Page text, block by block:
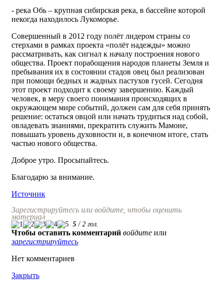
- река Обь – крупная сибирская река, в бассейне которой
некогда находилось Лукоморье.
Совершенный в 2012 году полёт лидером страны со
стерхами в рамках проекта «полёт надежды» можно
рассматривать, как сигнал к началу построения нового
общества. Проект порабощения народов планеты Земля и
пребывания их в состоянии стадов овец был реализован
при помощи бедных и жадных пастухов гусей. Сегодня
этот проект подходит к своему завершению. Каждый
человек, в меру своего понимания происходящих в
окружающем мире событий, должен сам для себя принять
решение: остаться овцой или начать трудиться над собой,
овладевать знаниями, прекратить служить Мамоне,
повышать уровень духовности и, в конечном итоге, стать
частью нового общества.
Доброе утро. Просыпайтесь.
Благодарю за внимание.
Источник
Зарегистрируйтесь или войдите, чтобы оценить
материал
5 / 2 гол.
Чтобы оставить комментарий войдите или
зарегистрируйтесь
Нет комментариев
Закрыть